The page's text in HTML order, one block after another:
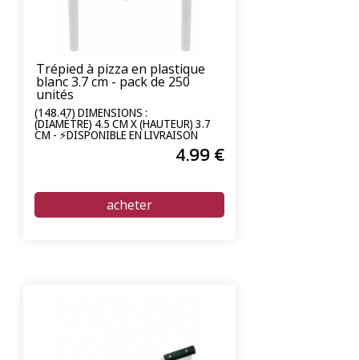
Trépied à pizza en plastique
blanc 3.7 cm - pack de 250
unités
(148.47) DIMENSIONS :
(DIAMÈTRE) 4.5 CM X (HAUTEUR) 3.7
CM - ⚡DISPONIBLE EN LIVRAISON
4.99 €